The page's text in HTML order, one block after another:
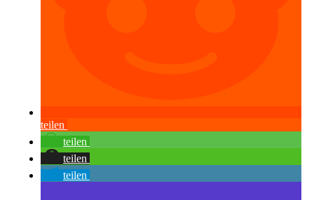
teilen
teilen
teilen
teilen